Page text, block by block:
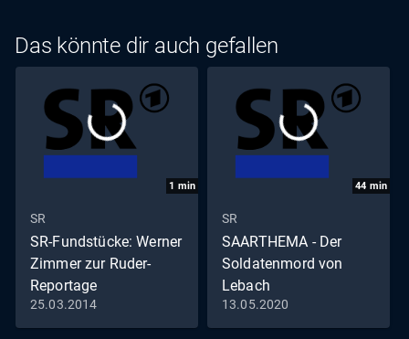
Das könnte dir auch gefallen
1 min
SR
SR-Fundstücke: Werner
Zimmer zur Ruder-
Reportage
Werner Zimmer zur Ruder-
Reportage Dreisbach.
25.03.2014
44 min
SR
SAARTHEMA - Der
Soldatenmord von
Lebach
13.05.2020